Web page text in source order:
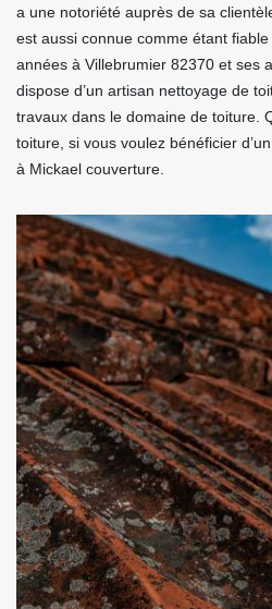
a une notoriété auprès de sa
est aussi connue comme étant
années à Villebrumier 82370 et ses
dispose d’un artisan nettoyage de
travaux dans le domaine de toiture.
toiture, si vous voulez bénéficier
à Mickael couverture.